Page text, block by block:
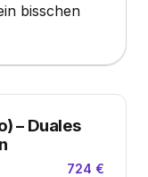
bisschen
– Duales
724 €